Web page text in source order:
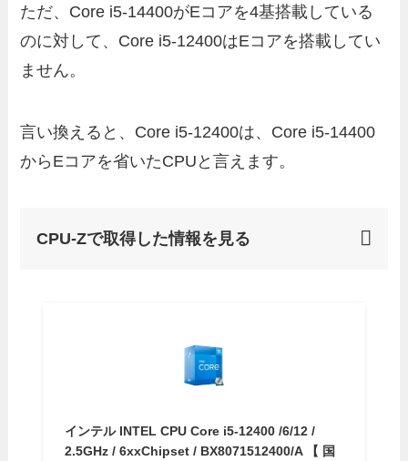
ただ、Core i5-14400がEコアを4基搭載している
のに対して、Core i5-12400はEコアを搭載してい
ません。
言い換えると、Core i5-12400は、Core i5-14400
からEコアを省いたCPUと言えます。
CPU-Zで取得した情報を見る
インテル INTEL CPU Core i5-12400 /6/12 /
2.5GHz / 6xxChipset / BX8071512400/A 【 国